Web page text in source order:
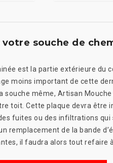
souche de
est la partie extérieure du
moins important de cette
souche même, Artisan
toit. Cette plaque devra être
fuites ou des infiltrations
remplacement de la bande
il faudra alors tout refaire